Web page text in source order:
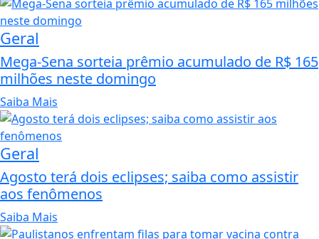
Geral
Mega-Sena sorteia prêmio acumulado de R$ 165
milhões neste domingo
Saiba Mais
Geral
Agosto terá dois eclipses; saiba como assistir
aos fenômenos
Saiba Mais